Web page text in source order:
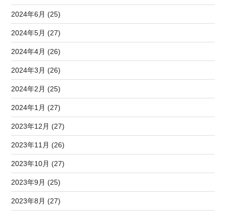
2024年6月 (25)
2024年5月 (27)
2024年4月 (26)
2024年3月 (26)
2024年2月 (25)
2024年1月 (27)
2023年12月 (27)
2023年11月 (26)
2023年10月 (27)
2023年9月 (25)
2023年8月 (27)